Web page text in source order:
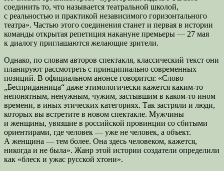
соединить то, что называется театральной школой,
с реальностью и практикой независимого горизонтального
театра». Частью этого соединения станет и первая в истории
команды открытая репетиция накануне премьеры — 27 мая
к диалогу приглашаются желающие зрители.
Однако, по словам авторов спектакля, классический текст они
планируют рассмотреть с принципиально современных
позиций. В официальном анонсе говорится: «Слово
„Бесприданница“ даже этимологически кажется каким-то
непонятным, ненужным, чужим, застывшим в каком-то ином
времени, в иных этических категориях. Так застряли и люди,
которых вы встретите в новом спектакле. Мужчины
и женщины, увязшие в российской провинции со сбитыми
ориентирами, где человек — уже не человек, а объект.
А женщина — тем более. Она здесь человеком, кажется,
никогда и не была». Жанр этой истории создатели определили
как «блеск и ужас русской хтони».